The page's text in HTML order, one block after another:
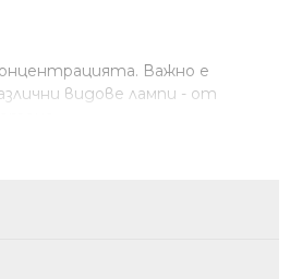
Важно е
видове лампи - от